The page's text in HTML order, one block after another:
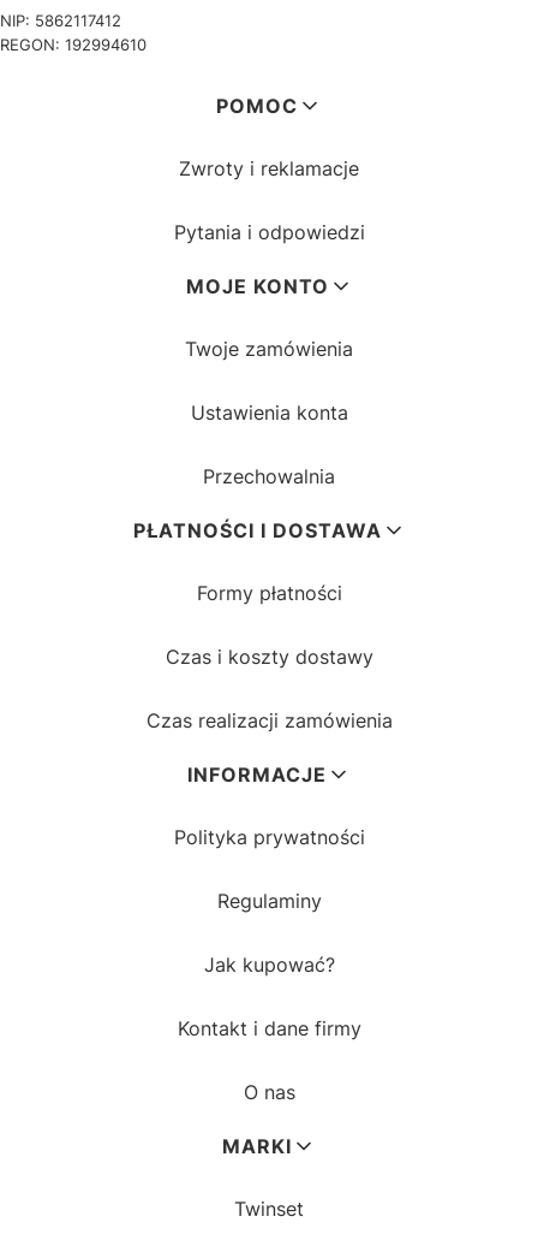
NIP: 5862117412
REGON: 192994610
POMOC
Zwroty i reklamacje
Pytania i odpowiedzi
MOJE KONTO
Twoje zamówienia
Ustawienia konta
Przechowalnia
PŁATNOŚCI I DOSTAWA
Formy płatności
Czas i koszty dostawy
Czas realizacji zamówienia
INFORMACJE
Polityka prywatności
Regulaminy
Jak kupować?
Kontakt i dane firmy
O nas
MARKI
Twinset